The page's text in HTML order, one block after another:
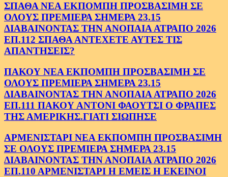
ΣΠΑΘΑ ΝΕΑ ΕΚΠΟΜΠΗ ΠΡΟΣΒΑΣΙΜΗ ΣΕ
ΟΛΟΥΣ ΠΡΕΜΙΕΡΑ ΣΗΜΕΡΑ 23.15
ΔΙΑΒΑΙΝΟΝΤΑΣ ΤΗΝ ΑΝΟΠΑΙΑ ΑΤΡΑΠΟ 2026
ΕΠ.112 ΣΠΑΘΑ ΑΝΤΕΧΕΤΕ ΑΥΤΕΣ ΤΙΣ
ΑΠΑΝΤΗΣΕΙΣ?
ΠΑΚΟΥ ΝΕΑ ΕΚΠΟΜΠΗ ΠΡΟΣΒΑΣΙΜΗ ΣΕ
ΟΛΟΥΣ ΠΡΕΜΙΕΡΑ ΣΗΜΕΡΑ 23.15
ΔΙΑΒΑΙΝΟΝΤΑΣ ΤΗΝ ΑΝΟΠΑΙΑ ΑΤΡΑΠΟ 2026
ΕΠ.111 ΠΑΚΟΥ ΑΝΤΟΝΙ ΦΑΟΥΤΣΙ Ο ΦΡΑΠΕΣ
ΤΗΣ ΑΜΕΡΙΚΗΣ.ΓΙΑΤΙ ΣΙΩΠΗΣΕ
ΑΡΜΕΝΙΣΤΑΡΙ ΝΕΑ ΕΚΠΟΜΠΗ ΠΡΟΣΒΑΣΙΜΗ
ΣΕ ΟΛΟΥΣ ΠΡΕΜΙΕΡΑ ΣΗΜΕΡΑ 23.15
ΔΙΑΒΑΙΝΟΝΤΑΣ ΤΗΝ ΑΝΟΠΑΙΑ ΑΤΡΑΠΟ 2026
ΕΠ.110 ΑΡΜΕΝΙΣΤΑΡΙ Η ΕΜΕΙΣ Η ΕΚΕΙΝΟΙ